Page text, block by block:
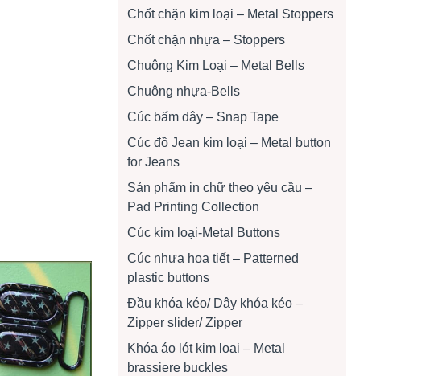
Chốt chặn kim loại – Metal Stoppers
Chốt chặn nhựa – Stoppers
Chuông Kim Loại – Metal Bells
Chuông nhựa-Bells
Cúc bấm dây – Snap Tape
Cúc đồ Jean kim loại – Metal button
for Jeans
Sản phẩm in chữ theo yêu cầu –
Pad Printing Collection
Cúc kim loại-Metal Buttons
Cúc nhựa họa tiết – Patterned
plastic buttons
Đầu khóa kéo/ Dây khóa kéo –
Zipper slider/ Zipper
Khóa áo lót kim loại – Metal
brassiere buckles